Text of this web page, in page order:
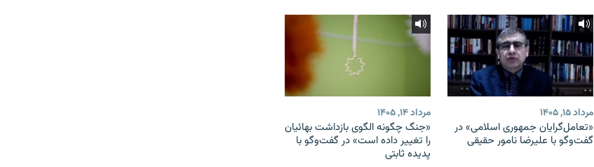
مرداد ۱۵, ۱۴۰۵
«تعامل‌گرایان جمهوری اسلامی» در
گفت‌وگو با علیرضا نامور حقیقی
مرداد ۱۴, ۱۴۰۵
«جنگ چگونه الگوی بازداشت بهائیان
را تغییر داده است» در گفت‌وگو با
پدیده ثابتی